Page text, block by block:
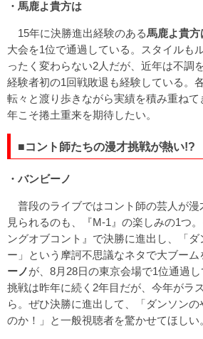
・馬鹿よ貴方は
15年に決勝進出経験のある馬鹿よ貴方
大会を1位で通過している。スタイルも
ったく変わらない2人だが、近年は不調
経験者初の1回戦敗退も経験している。
転々と渡り歩きながら実績を積み重ね
年こそ捲土重来を期待したい。
■コント師たちの漫才挑戦が熱い!?
・バンビーノ
普段のライブではコント師の芸人が漫
見られるのも、『M-1』の楽しみの1つ
ングオブコント』で決勝に進出し、「
ー」という摩訶不思議なネタで大ブーム
ーノが、8月28日の東京会場で1位通過
挑戦は昨年に続く2年目だが、今年がラ
ら。ぜひ決勝に進出して、「ダンソン
のか！」と一般視聴者を驚かせてほしい